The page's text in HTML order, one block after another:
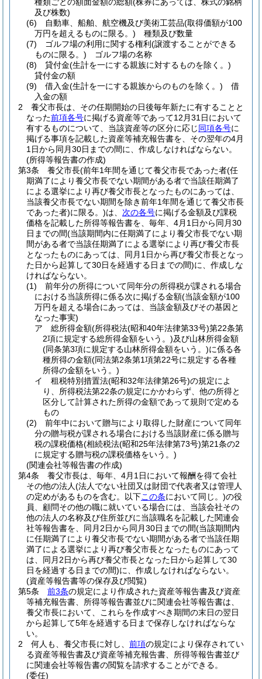
及び株数)
(6)
自動車、船舶、航空機及び美術工芸品(取得価額が100
万円を超えるものに限る。) 種類及び数量
(7)
ゴルフ場の利用に関する権利 (譲渡することができる
ものに限る。) ゴルフ場の名称
(8)
貸付金(生計を一にする親族に対するものを除く。)
貸付金の額
(9)
借入金(生計を一にする親族からのものを除く。) 借
入金の額
2
養父市長は、その任期開始の日後毎年新たに有することと
なった前項各号に掲げる資産等であって12月31日において
有するものについて、当該資産等の区分に応じ同項各号に
掲げる事項を記載した資産等補充報告書を、その翌年の4月
1日から同月30日までの間に、作成しなければならない。
(所得等報告書の作成)
第3条
養父市長(前年1年間を通じて養父市長であった者(任
期満了により養父市長でない期間がある者で当該任期満了
による選挙により再び養父市長となったものにあっては、
当該養父市長でない期間を除き前年1年間を通じて養父市長
であった者)に限る。)は、 次の各号に掲げる金額及び課税
価格を記載した所得等報告書を、毎年、4月1日から同月30
日までの間(当該期間内に任期満了により養父市長でない期
間がある者で当該任期満了による選挙により再び養父市長
となったものにあっては、同月1日から再び養父市長となっ
た日から起算して30日を経過する日までの間)に、作成しな
ければならない。
(1)
前年分の所得について同年分の所得税が課される場合
における当該所得に係る次に掲げる金額(当該金額が100
万円を超える場合にあっては、当該金額及びその基因と
なった事実)
ア
総所得金額(所得税法(昭和40年法律第33号)第22条第
2項に規定する総所得金額をいう。)及び山林所得金額
(同条第3項に規定する山林所得金額をいう。)に係る各
種所得の金額(同法第2条第1項第22号に規定する各種
所得の金額をいう。)
イ
租税特別措置法(昭和32年法律第26号)の規定によ
り、所得税法第22条の規定にかかわらず、他の所得と
区分して計算された所得の金額であって規則で定める
もの
(2)
前年中において贈与により取得した財産について同年
分の贈与税が課される場合における当該財産に係る贈与
税の課税価格(相続税法(昭和25年法律第73号)第21条の2
に規定する贈与税の課税価格をいう。)
(関連会社等報告書の作成)
第4条
養父市長は、毎年、4月1日において報酬を得て会社
その他の法人(法人でない社団又は財団で代表者又は管理人
の定めがあるものを含む。以下この条において同じ。)の役
員、顧問その他の職に就いている場合には、当該会社その
他の法人の名称及び住所並びに当該職名を記載した関連会
社等報告書を、同月2日から同月30日までの間(当該期間内
に任期満了により養父市長でない期間がある者で当該任期
満了による選挙により再び養父市長となったものにあって
は、同月2日から再び養父市長となった日から起算して30
日を経過する日までの間)に、作成しなければならない。
(資産等報告書等の保存及び閲覧)
第5条
前3条の規定により作成された資産等報告書及び資産
等補充報告書、所得等報告書並びに関連会社等報告書は、
養父市長において、これらを作成すべき期間の末日の翌日
から起算して5年を経過する日まで保存しなければならな
い。
2
何人も、養父市長に対し、 前項の規定により保存されてい
る資産等報告書及び資産等補充報告書、所得等報告書並び
に関連会社等報告書の閲覧を請求することができる。
(委任)